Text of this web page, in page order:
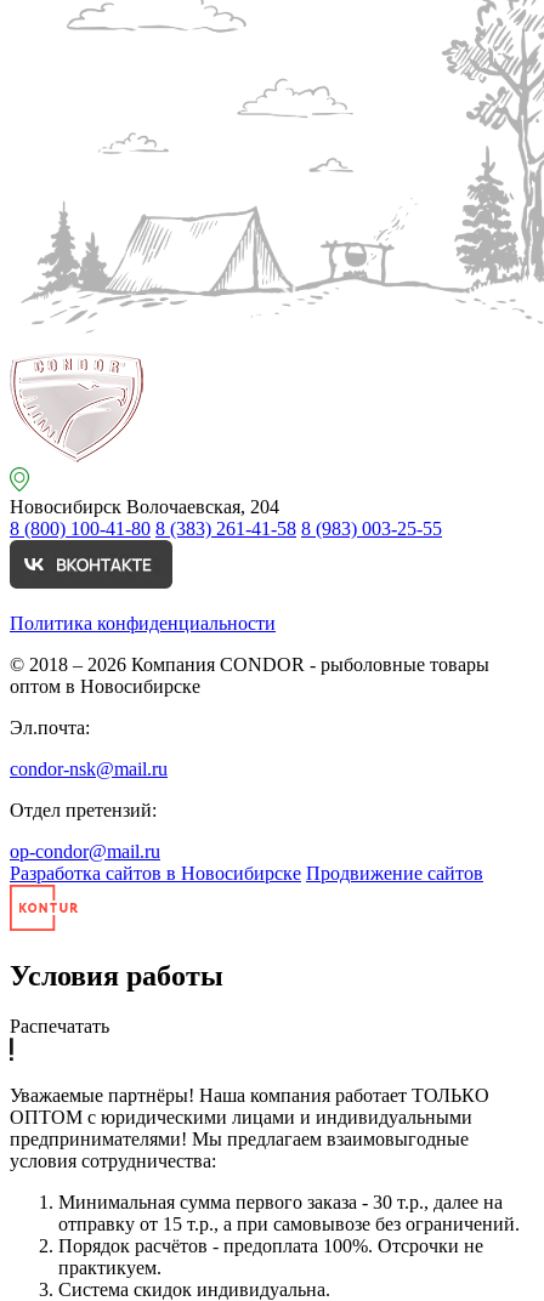
Новосибирск Волочаевская, 204
8 (800) 100-41-80 8 (383) 261-41-58 8 (983) 003-25-55
Политика конфиденциальности
© 2018 – 2026 Компания CONDOR - рыболовные товары
оптом в Новосибирске
Эл.почта:
condor-nsk@mail.ru
Отдел претензий:
op-condor@mail.ru
Разработка сайтов в Новосибирске Продвижение сайтов
Условия работы
Распечатать
Уважаемые партнёры! Наша компания работает ТОЛЬКО
ОПТОМ с юридическими лицами и индивидуальными
предпринимателями! Мы предлагаем взаимовыгодные
условия сотрудничества:
Минимальная сумма первого заказа - 30 т.р., далее на
отправку от 15 т.р., а при самовывозе без ограничений.
Порядок расчётов - предоплата 100%. Отсрочки не
практикуем.
Система скидок индивидуальна.